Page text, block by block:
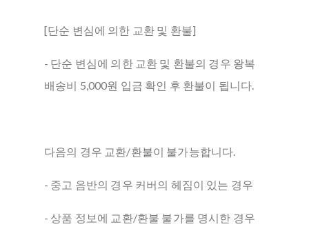
[단순 변심에 의한 교환 및 환불]
- 단순 변심에 의한 교환 및 환불의 경우 왕복
배송비 5,000원 입금 확인 후 환불이 됩니다.
다음의 경우 교환/환불이 불가능합니다.
- 중고 음반의 경우 커버의 헤짐이 있는 경우
- 상품 정보에 교환/환불 불가를 명시한 경우